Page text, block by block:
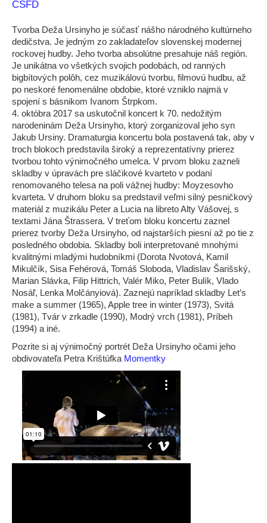
ČSFD
Tvorba Deža Ursinyho je súčasť nášho národného kultúrneho
dedičstva. Je jedným zo zakladateľov slovenskej modernej
rockovej hudby. Jeho tvorba absolútne presahuje náš región.
Je unikátna vo všetkých svojich podobách, od ranných
bigbítových polôh, cez muzikálovú tvorbu, filmovú hudbu, až
po neskoré fenomenálne obdobie, ktoré vzniklo najmä v
spojení s básnikom Ivanom Štrpkom.
4. októbra 2017 sa uskutočnil koncert k 70. nedožitým
narodeninám Deža Ursinyho, ktorý zorganizoval jeho syn
Jakub Ursiny. Dramaturgia koncertu bola postavená tak, aby v
troch blokoch predstavila široký a reprezentatívny prierez
tvorbou tohto výnimočného umelca. V prvom bloku zazneli
skladby v úpravách pre sláčikové kvarteto v podaní
renomovaného telesa na poli vážnej hudby: Moyzesovho
kvarteta. V druhom bloku sa predstavil veľmi silný pesničkový
materiál z muzikálu Peter a Lucia na libreto Alty Vášovej, s
textami Jána Štrassera. V treťom bloku koncertu zaznel
prierez tvorby Deža Ursinyho, od najstarších piesní až po tie z
posledného obdobia. Skladby boli interpretované mnohými
kvalitnými mladými hudobníkmi (Dorota Nvotová, Kamil
Mikulčík, Sisa Fehérová, Tomáš Sloboda, Vladislav Šarišský,
Marian Slávka, Filip Hittrich, Valér Miko, Peter Bulík, Vlado
Nosáľ, Lenka Molčányiová). Zaznejú napríklad skladby Let’s
make a summer (1965), Apple tree in winter (1973), Svitá
(1981), Tvár v zrkadle (1990), Modrý vrch (1981), Príbeh
(1994) a iné.
Pozrite si aj výnimočný portrét Deža Ursinyho očami jeho
obdivovateľa Petra Krištúfka Momentky